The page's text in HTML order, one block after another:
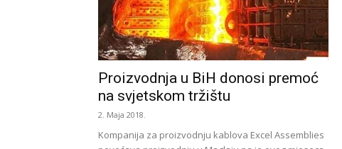
Proizvodnja u BiH donosi premoć
na svjetskom tržištu
2. Maja 2018.
Kompanija za proizvodnju kablova Excel Assemblies